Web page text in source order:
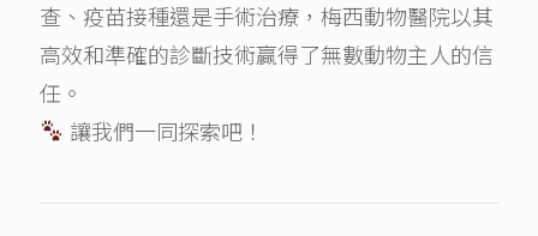
查、疫苗接種還是手術治療，梅西動物醫院以其
高效和準確的診斷技術贏得了無數動物主人的信
任。
讓我們一同探索吧！